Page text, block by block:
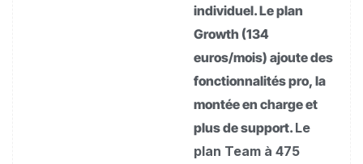
individuel. Le plan
Growth (134
euros/mois) ajoute des
fonctionnalités pro, la
montée en charge et
plus de support. Le
plan Team à 475